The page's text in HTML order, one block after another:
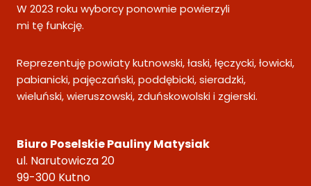
W 2023 roku wyborcy ponownie powierzyli
mi tę funkcję.
Reprezentuję powiaty kutnowski, łaski, łęczycki, łowicki,
pabianicki, pajęczański, poddębicki, sieradzki,
wieluński, wieruszowski, zduńskowolski i zgierski.
Biuro Poselskie Pauliny Matysiak
ul. Narutowicza 20
99-300 Kutno